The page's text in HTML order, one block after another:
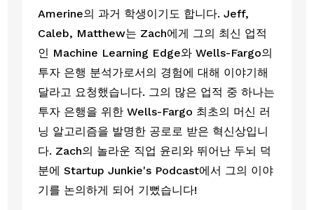
Amerine의 과거 학생이기도 합니다. Jeff,
Caleb, Matthew는 Zach에게 그의 최신 업적
인 Machine Learning Edge와 Wells-Fargo의
투자 은행 분석가로서의 경험에 대해 이야기해
달라고 요청했습니다. 그의 많은 업적 중 하나는
투자 은행을 위한 Wells-Fargo 최초의 머신 러
닝 알고리즘을 발명한 공로로 받은 혁신상입니
다. Zach의 놀라운 직업 윤리와 뛰어난 두뇌 덕
분에 Startup Junkie's Podcast에서 그의 이야
기를 논의하게 되어 기뻤습니다!